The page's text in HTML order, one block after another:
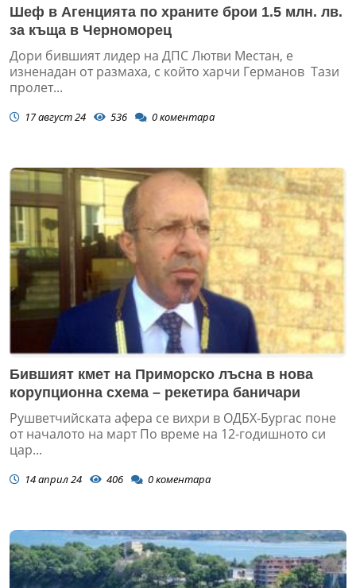
Шеф в Агенцията по храните брои 1.5 млн. лв.
за къща в Черноморец
Дори бившият лидер на ДПС Лютви Местан, е
изненадан от размаха, с който харчи Германов Тази
пролет...
17 август 24 536 0коментара
Бившият кмет на Приморско лъсна в нова
корупционна схема – рекетира баничари
Рушветчийската афера се вихри в ОДБХ-Бургас поне
от началото на март По време на 12-годишното си
цар...
14 април 24 406 0коментара